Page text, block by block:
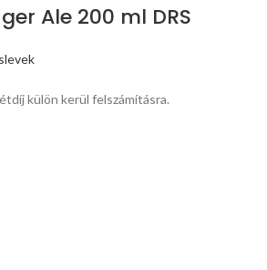
Ale 200 ml DRS
külön kerül felszámításra.